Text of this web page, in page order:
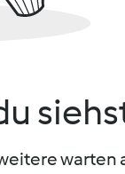
warten